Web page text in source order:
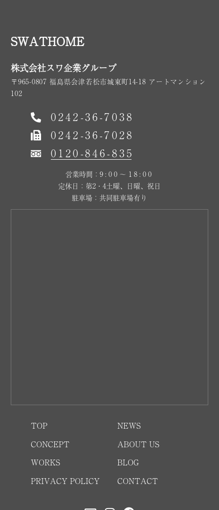
SWATHOME
株式会社スワ企業グループ
〒965-0807 福島県会津若松市城東町14-18 アートマンション
102
0242-36-7038
0242-36-7028
0120-846-835
営業時間： 9:00～18:00
定休日：第2・4土曜、日曜、祝日
駐車場：共同駐車場有り
TOP
NEWS
CONCEPT
ABOUT US
WORKS
BLOG
PRIVACY POLICY
CONTACT